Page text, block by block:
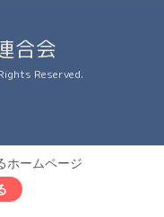
合会
Reserved.
ホームページ